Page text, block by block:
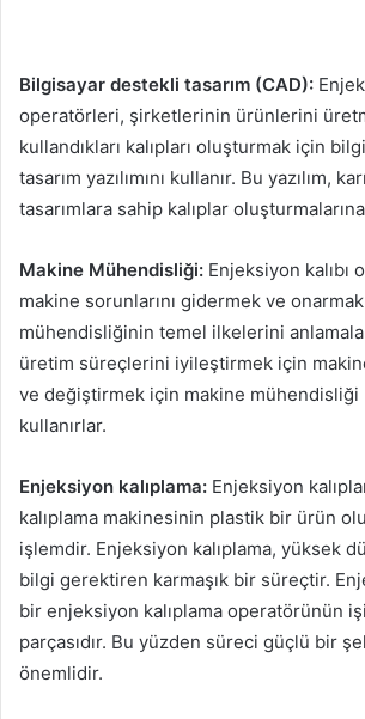
Bilgisayar destekli tasarım (CAD):
operatörleri, şirketlerinin ürünlerini
kullandıkları kalıpları oluşturmak için
tasarım yazılımını kullanır. Bu yazılım,
tasarımlara sahip kalıplar
Makine Mühendisliği: Enjeksiyon kalıbı
makine sorunlarını gidermek ve
mühendisliğinin temel ilkelerini
üretim süreçlerini iyileştirmek için
ve değiştirmek için makine
kullanırlar.
Enjeksiyon kalıplama: Enjeksiyon
kalıplama makinesinin plastik bir ürün
işlemdir. Enjeksiyon kalıplama, yüksek
bilgi gerektiren karmaşık bir süreçtir.
bir enjeksiyon kalıplama operatörünün
parçasıdır. Bu yüzden süreci güçlü bir
önemlidir.